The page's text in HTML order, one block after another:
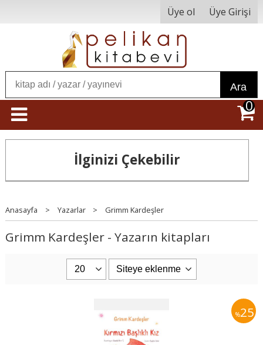
Üye ol Üye Girişi
Ara
0
İlginizi Çekebilir
Anasayfa > Yazarlar > Grimm Kardeşler
Grimm Kardeşler - Yazarın kitapları
%25